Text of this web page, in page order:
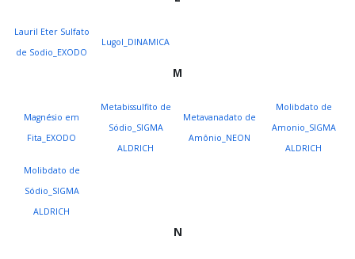
Lauril Eter Sulfato
de Sodio_EXODO
Lugol_DINAMICA
M
Magnésio em
Fita_EXODO
Metabissulfito de
Sódio_SIGMA
ALDRICH
Metavanadato de
Amônio_NEON
Molibdato de
Amonio_SIGMA
ALDRICH
Molibdato de
Sódio_SIGMA
ALDRICH
N